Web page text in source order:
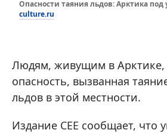
Опасности таяния льдов: Арктика под
culture.ru
Людям, живущим в Арктике,
опасность, вызванная
льдов в этой местности.
Издание CEE сообщает, что